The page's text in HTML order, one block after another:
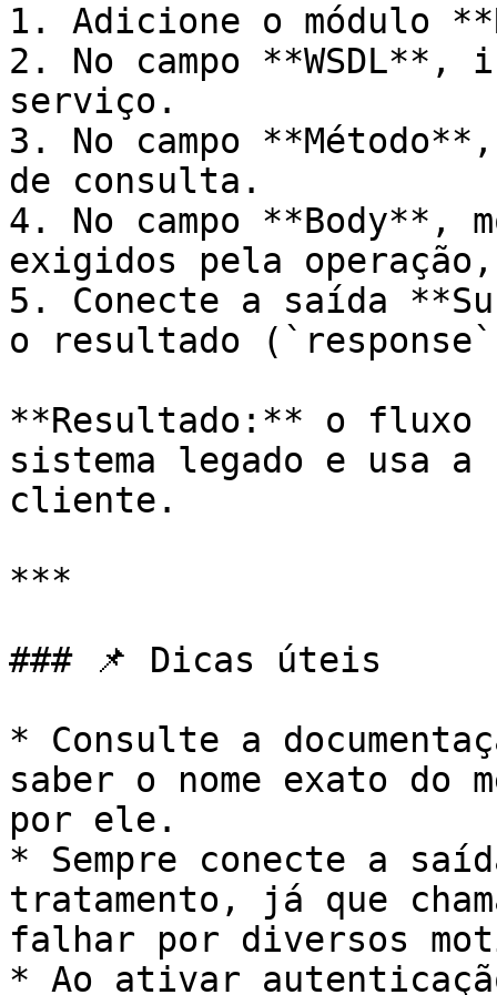
1. Adicione o módulo
2. No campo **WSDL**,
serviço.
3. No campo
de consulta.
4. No campo **Body**,
exigidos pela
5. Conecte a saída
o resultado
**Resultado:** o fluxo
sistema legado e usa a
cliente.
***
### 📌 Dicas úteis
* Consulte a
saber o nome exato do
por ele.
* Sempre conecte a
tratamento, já que
falhar por diversos
* Ao ativar